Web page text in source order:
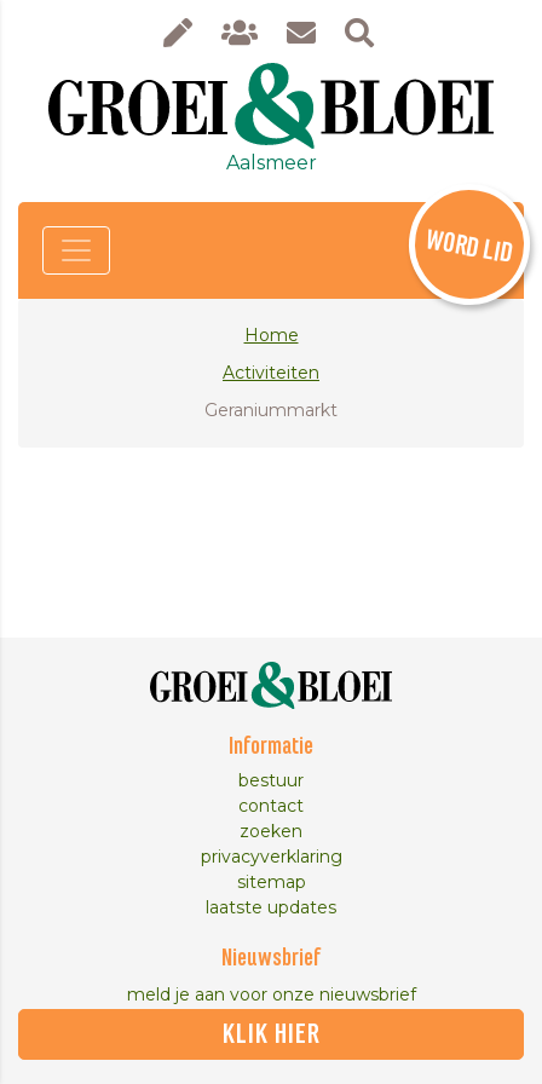
Aalsmeer
WORD LID
Home
Activiteiten
Geraniummarkt
Informatie
bestuur
contact
zoeken
privacyverklaring
sitemap
laatste updates
Nieuwsbrief
meld je aan voor onze nieuwsbrief
KLIK HIER